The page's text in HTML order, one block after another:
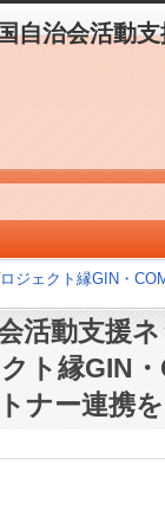
自治会活動
ジェクト縁GIN・
活動支援
ト縁GIN
ナー連携